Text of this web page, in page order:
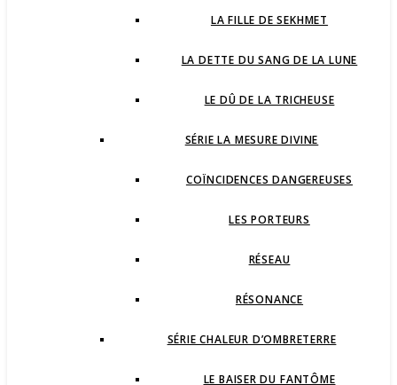
LA FILLE DE SEKHMET
LA DETTE DU SANG DE LA LUNE
LE DÛ DE LA TRICHEUSE
SÉRIE LA MESURE DIVINE
COÏNCIDENCES DANGEREUSES
LES PORTEURS
RÉSEAU
RÉSONANCE
SÉRIE CHALEUR D’OMBRETERRE
LE BAISER DU FANTÔME